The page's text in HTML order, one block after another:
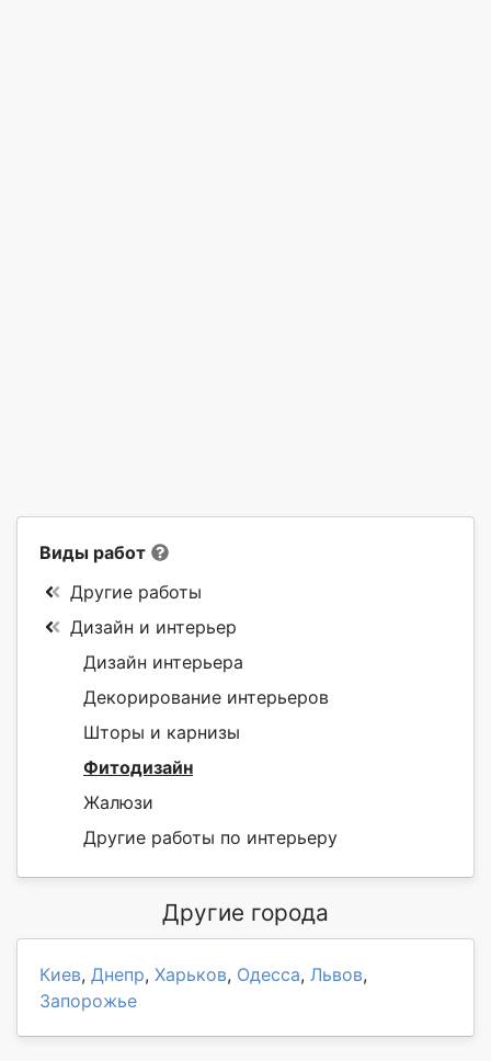
Виды работ
Другие работы
Дизайн и интерьер
Дизайн интерьера
Декорирование интерьеров
Шторы и карнизы
Фитодизайн
Жалюзи
Другие работы по интерьеру
Другие города
Киев, Днепр, Харьков, Одесса, Львов,
Запорожье